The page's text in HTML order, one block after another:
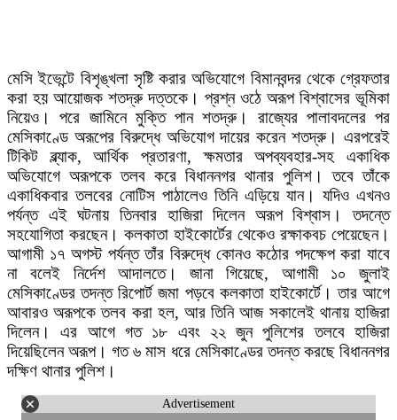
মেসি ইভেন্টে বিশৃঙ্খলা সৃষ্টি করার অভিযোগে বিমানবন্দর থেকে গ্রেফতার
করা হয় আয়োজক শতদ্রু দত্তকে। প্রশ্ন ওঠে অরূপ বিশ্বাসের ভূমিকা
নিয়েও। পরে জামিনে মুক্তি পান শতদ্রু। রাজ্যের পালাবদলের পর
মেসিকাণ্ডে অরূপের বিরুদ্ধে অভিযোগ দায়ের করেন শতদ্রু। এরপরেই
টিকিট ব্ল্যাক, আর্থিক প্রতারণা, ক্ষমতার অপব্যবহার-সহ একাধিক
অভিযোগে অরূপকে তলব করে বিধাননগর থানার পুলিশ। তবে তাঁকে
একাধিকবার তলবের নোটিস পাঠালেও তিনি এড়িয়ে যান। যদিও এখনও
পর্যন্ত এই ঘটনায় তিনবার হাজিরা দিলেন অরূপ বিশ্বাস। তদন্তে
সহযোগিতা করছেন। কলকাতা হাইকোর্টের থেকেও রক্ষাকবচ পেয়েছেন।
আগামী ১৭ অগস্ট পর্যন্ত তাঁর বিরুদ্ধে কোনও কঠোর পদক্ষেপ করা যাবে
না বলেই নির্দেশ আদালতে। জানা গিয়েছে, আগামী ১০ জুলাই
মেসিকাণ্ডের তদন্ত রিপোর্ট জমা পড়বে কলকাতা হাইকোর্টে। তার আগে
আবারও অরূপকে তলব করা হল, আর তিনি আজ সকালেই থানায় হাজিরা
দিলেন। এর আগে গত ১৮ এবং ২২ জুন পুলিশের তলবে হাজিরা
দিয়েছিলেন অরূপ। গত ৬ মাস ধরে মেসিকাণ্ডের তদন্ত করছে বিধাননগর
দক্ষিণ থানার পুলিশ।
Advertisement